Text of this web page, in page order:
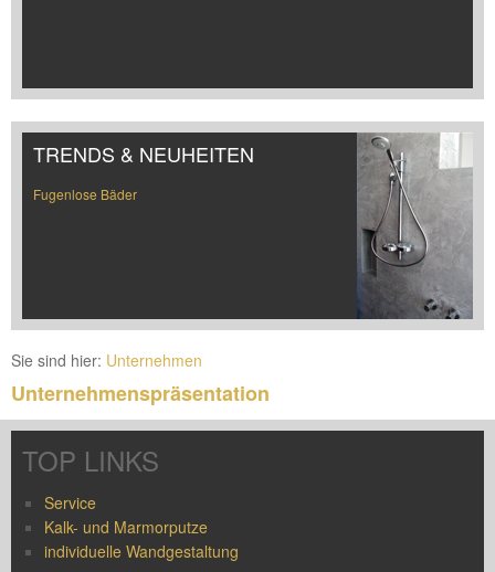
TRENDS & NEUHEITEN
Fugenlose Bäder
Sie sind hier: Unternehmen
Unternehmenspräsentation
TOP LINKS
Service
Kalk- und Marmorputze
individuelle Wandgestaltung